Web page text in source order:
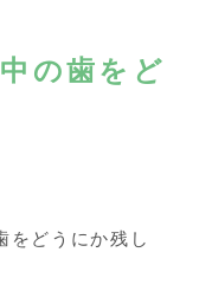
の歯をど
をどうにか残し